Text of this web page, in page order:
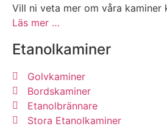
Vill ni veta mer om våra kaminer
Läs mer …
Etanolkaminer
Golvkaminer
Bordskaminer
Etanolbrännare
Stora Etanolkaminer